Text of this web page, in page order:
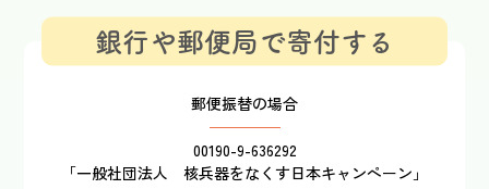
銀行や郵便局で寄付する
郵便振替の場合
00190-9-636292
「一般社団法人 核兵器をなくす日本キャンペーン」